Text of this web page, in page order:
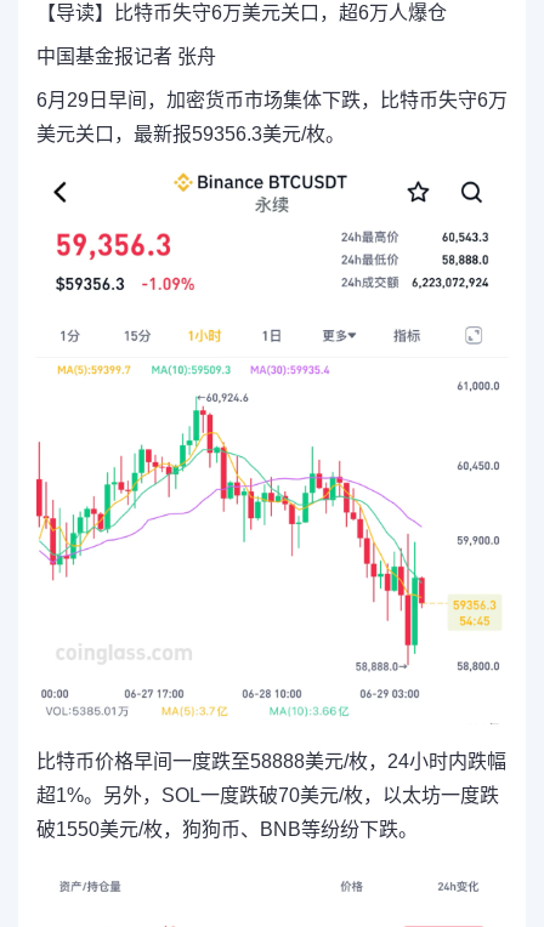
【导读】比特币失守6万美元关口，超6万人爆仓
中国基金报记者 张舟
6月29日早间，加密货币市场集体下跌，比特币失守6万
美元关口，最新报59356.3美元/枚。
比特币价格早间一度跌至58888美元/枚，24小时内跌幅
超1%。另外，SOL一度跌破70美元/枚，以太坊一度跌
破1550美元/枚，狗狗币、BNB等纷纷下跌。